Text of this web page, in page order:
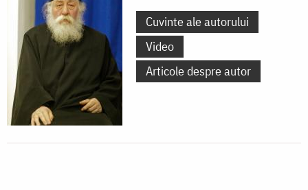
Cuvinte ale autorului
Video
Articole despre autor